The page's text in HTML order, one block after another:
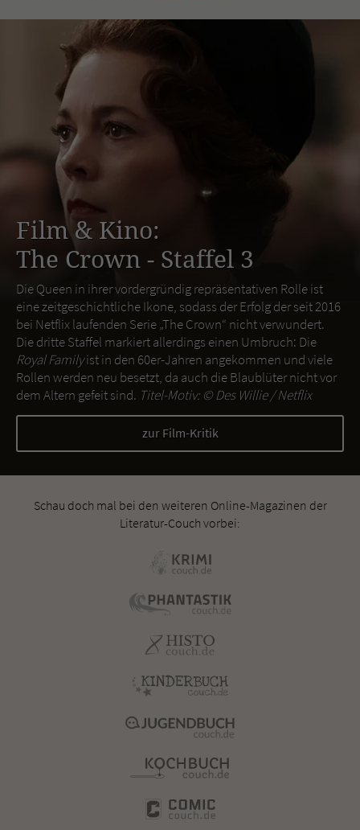
Film & Kino:
The Crown - Staffel 3
Die Queen in ihrer vordergründig repräsentativen Rolle ist
eine zeitgeschichtliche Ikone, sodass der Erfolg der seit 2016
bei Netflix laufenden Serie „The Crown“ nicht verwundert.
Die dritte Staffel markiert allerdings einen Umbruch: Die
Royal Familyist in den 60er-Jahren angekommen und viele
Rollen werden neu besetzt, da auch die Blaublüter nicht vor
dem Altern gefeit sind. Titel-Motiv: ©Des Willie / Netflix
zur Film-Kritik
Schau doch mal bei den weiteren Online-Magazinen der
Literatur-Couch vorbei: